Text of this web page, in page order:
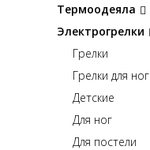
Термоодеяла
Электрогрелки
Грелки
Грелки для ног
Детские
Для ног
Для постели